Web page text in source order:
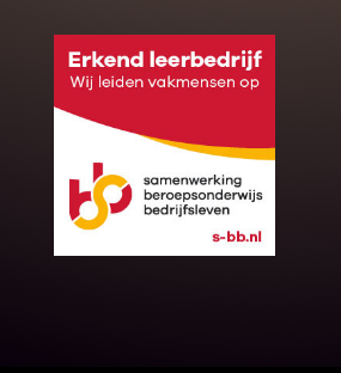
Gratis offerte
op maat?
Binnen 24 uur jouw gratis offerte
10 jaar garantie op de montage